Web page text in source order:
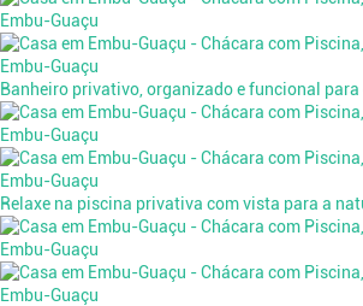
Banheiro privativo, organizado e funcional
Relaxe na piscina privativa com vista para a